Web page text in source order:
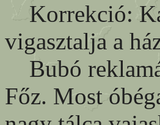
Korrekció:
vigasztalja a
Bubó
Főz. Most